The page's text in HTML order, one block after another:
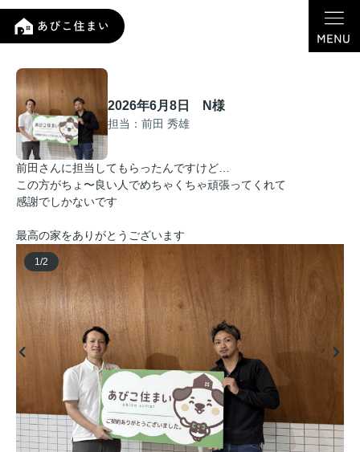
2026年6月8日 N様
担当：前田 秀雄
前田さんに担当してもらったんですけど…
この方がちょ〜良い人でめちゃくちゃ頑張ってくれて
感謝でしかないです
最高の家をありがとうございます
1 /2